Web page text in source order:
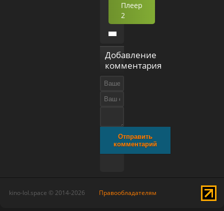
Плеер
2
Добавление
комментария
Отправить
комментарий
kino-lol.space © 2014-2026 Правообладателям